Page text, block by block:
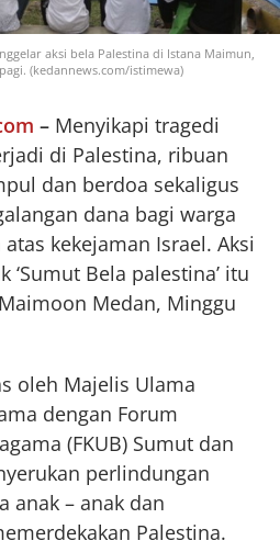
aksi bela Palestina di Istana Maimun,
(kedannews.com/istimewa)
– Menyikapi tragedi
di Palestina, ribuan
dan berdoa sekaligus
dana bagi warga
kekejaman Israel. Aksi
Bela palestina’ itu
Medan, Minggu
oleh Majelis Ulama
dengan Forum
(FKUB) Sumut dan
perlindungan
anak – anak dan
Palestina.